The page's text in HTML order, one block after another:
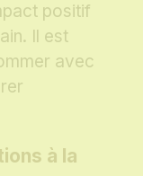
positif
Il est
avec
à la